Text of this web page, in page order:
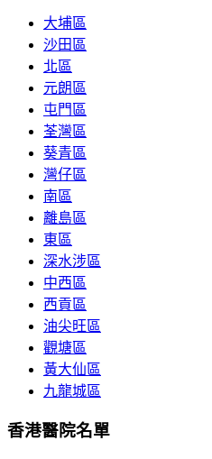
大埔區
沙田區
北區
元朗區
屯門區
荃灣區
葵青區
灣仔區
南區
離島區
東區
深水涉區
中西區
西貢區
油尖旺區
觀塘區
黃大仙區
九龍城區
香港醫院名單